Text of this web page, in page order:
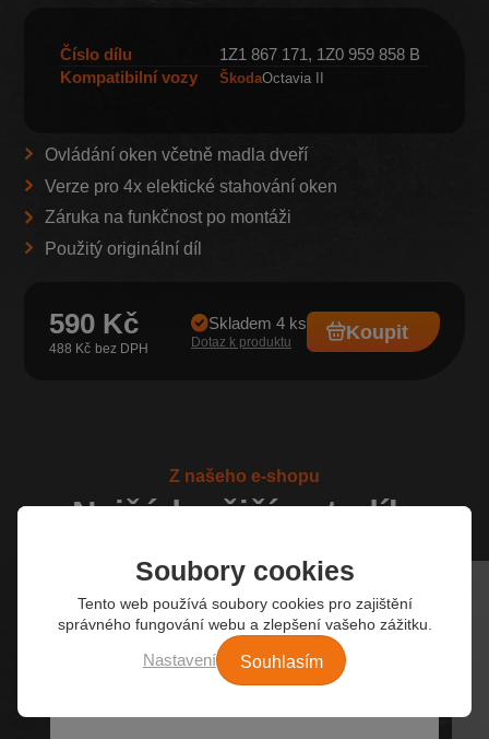
Číslo dílu
1Z1 867 171, 1Z0 959 858 B
Kompatibilní vozy
ŠkodaOctavia II
Ovládání oken včetně madla dveří
Verze pro 4x elektické stahování oken
Záruka na funkčnost po montáži
Použitý originální díl
590 Kč
488 Kč
Skladem 4 ks
Dotaz k produktu Koupit
Z našeho e-shopu
Nejžádanější autodíly
Soubory cookies
Tento web používá soubory cookies pro zajištění
správného fungování webu a zlepšení vašeho zážitku.
Nastavení Souhlasím